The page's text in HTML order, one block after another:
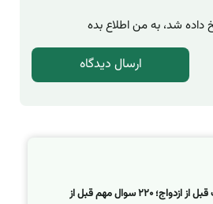
داده شد، به من اطلاع بده
سوالات قبل از ازدواج؛ ۲۲۰ سوال مهم قبل از